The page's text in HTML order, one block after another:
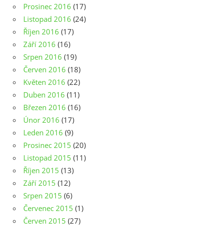
Prosinec 2016 (17)
Listopad 2016 (24)
Říjen 2016 (17)
Září 2016 (16)
Srpen 2016 (19)
Červen 2016 (18)
Květen 2016 (22)
Duben 2016 (11)
Březen 2016 (16)
Únor 2016 (17)
Leden 2016 (9)
Prosinec 2015 (20)
Listopad 2015 (11)
Říjen 2015 (13)
Září 2015 (12)
Srpen 2015 (6)
Červenec 2015 (1)
Červen 2015 (27)